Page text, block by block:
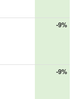
-9%
-9%